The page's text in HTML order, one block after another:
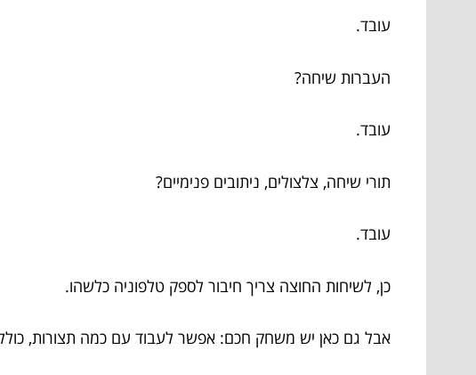
עובד.
העברות שיחה?
עובד.
תורי שיחה, צלצולים, ניתובים פנימיים?
עובד.
כן, לשיחות החוצה צריך חיבור לספק טלפוניה כלשהו.
אבל גם כאן יש משחק חכם: אפשר לעבוד עם כמה תצורות, כולל